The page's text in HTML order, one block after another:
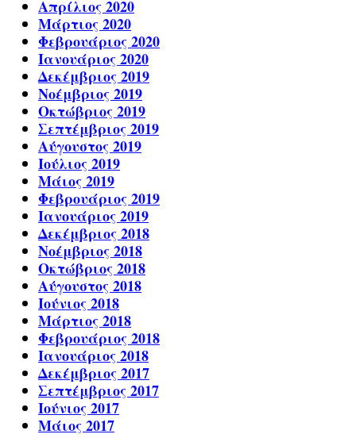
Απρίλιος 2020
Μάρτιος 2020
Φεβρουάριος 2020
Ιανουάριος 2020
Δεκέμβριος 2019
Νοέμβριος 2019
Οκτώβριος 2019
Σεπτέμβριος 2019
Αύγουστος 2019
Ιούλιος 2019
Μάιος 2019
Φεβρουάριος 2019
Ιανουάριος 2019
Δεκέμβριος 2018
Νοέμβριος 2018
Οκτώβριος 2018
Αύγουστος 2018
Ιούνιος 2018
Μάρτιος 2018
Φεβρουάριος 2018
Ιανουάριος 2018
Δεκέμβριος 2017
Σεπτέμβριος 2017
Ιούνιος 2017
Μάιος 2017